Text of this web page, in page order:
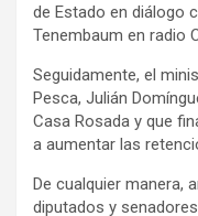
de Estado en diálogo
Tenembaum en radio
Seguidamente, el
Pesca, Julián
Casa Rosada y que
a aumentar las
De cualquier manera,
diputados y